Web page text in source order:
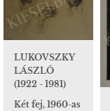
LUKOVSZKY
LÁSZLÓ
(1922 - 1981)
Két fej, 1960-as